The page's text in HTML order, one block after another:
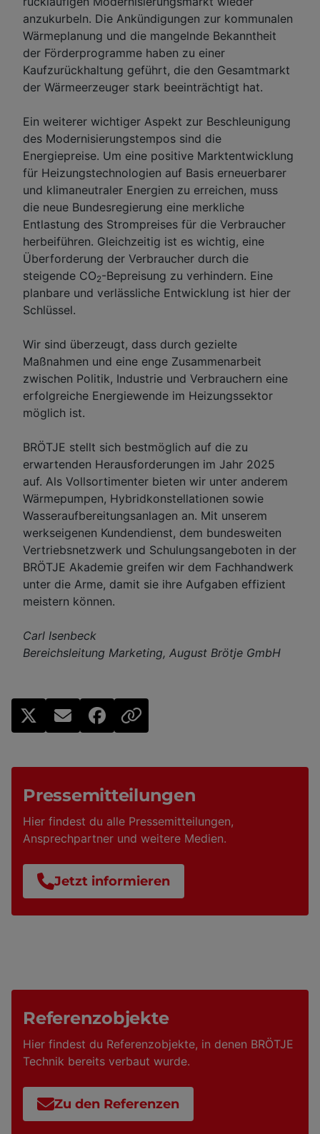
anzukurbeln. Die Ankündigungen zur kommunalen
Wärmeplanung und die mangelnde Bekanntheit
der Förderprogramme haben zu einer
Kaufzurückhaltung geführt, die den Gesamtmarkt
der Wärmeerzeuger stark beeinträchtigt hat.
Ein weiterer wichtiger Aspekt zur Beschleunigung
des Modernisierungstempos sind die
Energiepreise. Um eine positive Marktentwicklung
für Heizungstechnologien auf Basis erneuerbarer
und klimaneutraler Energien zu erreichen, muss
die neue Bundesregierung eine merkliche
Entlastung des Strompreises für die Verbraucher
herbeiführen. Gleichzeitig ist es wichtig, eine
Überforderung der Verbraucher durch die
steigende CO2-Bepreisung zu verhindern. Eine
planbare und verlässliche Entwicklung ist hier der
Schlüssel.
Wir sind überzeugt, dass durch gezielte
Maßnahmen und eine enge Zusammenarbeit
zwischen Politik, Industrie und Verbrauchern eine
erfolgreiche Energiewende im Heizungssektor
möglich ist.
BRÖTJE stellt sich bestmöglich auf die zu
erwartenden Herausforderungen im Jahr 2025
auf. Als Vollsortimenter bieten wir unter anderem
Wärmepumpen, Hybridkonstellationen sowie
Wasseraufbereitungsanlagen an. Mit unserem
werkseigenen Kundendienst, dem bundesweiten
Vertriebsnetzwerk und Schulungsangeboten in der
BRÖTJE Akademie greifen wir dem Fachhandwerk
unter die Arme, damit sie ihre Aufgaben effizient
meistern können.
Carl Isenbeck
Bereichsleitung Marketing, August Brötje GmbH
Pressemitteilungen
Hier findest du alle Pressemitteilungen,
Ansprechpartner und weitere Medien.
Jetzt informieren
Referenzobjekte
Hier findest du Referenzobjekte, in denen BRÖTJE
Technik bereits verbaut wurde.
Zu den Referenzen